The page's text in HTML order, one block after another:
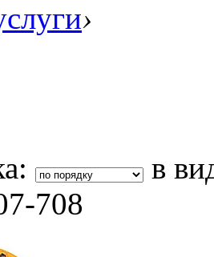
›
в
708